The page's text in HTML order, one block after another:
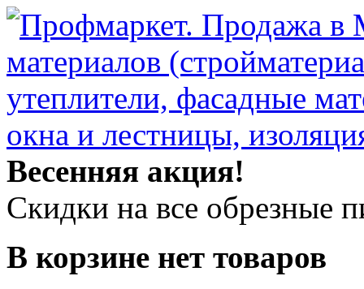
Весенняя акция!
Скидки на все обрезные
В корзине нет товаров